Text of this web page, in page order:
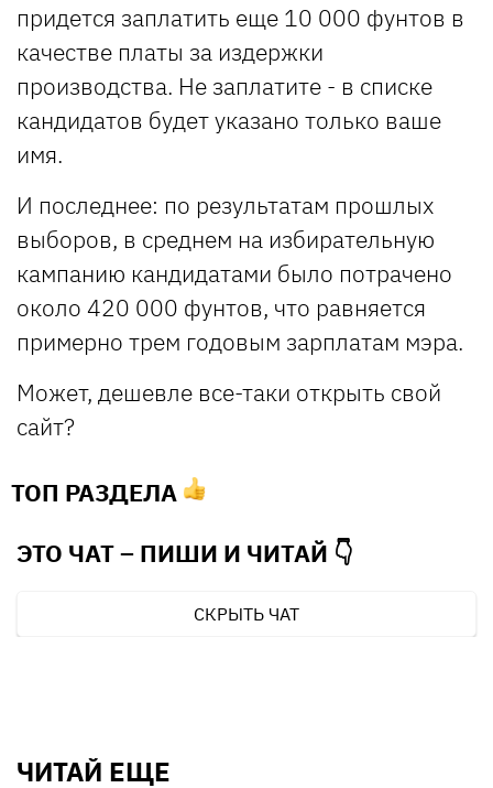
придется заплатить еще 10 000 фунтов в
качестве платы за издержки
производства. Не заплатите - в списке
кандидатов будет указано только ваше
имя.
И последнее: по результатам прошлых
выборов, в среднем на избирательную
кампанию кандидатами было потрачено
около 420 000 фунтов, что равняется
примерно трем годовым зарплатам мэра.
Может, дешевле все-таки открыть свой
сайт?
ТОП РАЗДЕЛА
ЭТО ЧАТ – ПИШИ И ЧИТАЙ 👇
СКРЫТЬ ЧАТ
ЧИТАЙ ЕЩЕ